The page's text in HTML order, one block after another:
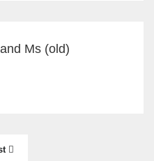
Ms (old)